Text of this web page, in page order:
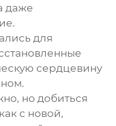
даже
для
сердцевину
но добиться
с новой,